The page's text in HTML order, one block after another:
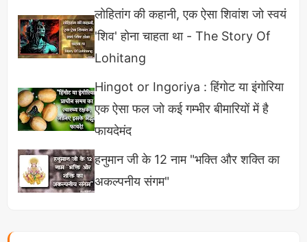
लोहितांग की कहानी, एक ऐसा शिवांश जो स्वयं
'शिव' होना चाहता था - The Story Of
Lohitang
Hingot or Ingoriya : हिंगोट या इंगोरिया
एक ऐसा फल जो कई गम्भीर बीमारियों में है
फायदेमंद
हनुमान जी के 12 नाम "भक्ति और शक्ति का
अकल्पनीय संगम"